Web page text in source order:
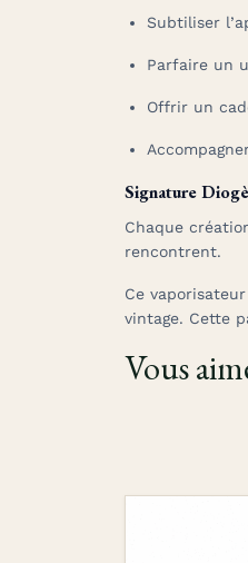
Subtiliser
Parfaire un
Offrir un
Signature
Chaque
rencontrent.
Ce
vintage. Cette
Vous